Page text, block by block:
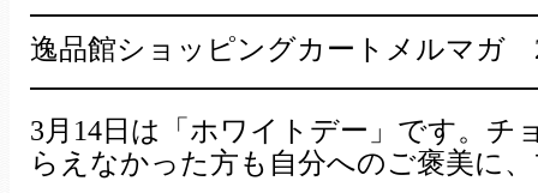
逸品館ショッピングカートメルマガ
3月14日は「ホワイトデー」です。
らえなかった方も自分へのご褒美に